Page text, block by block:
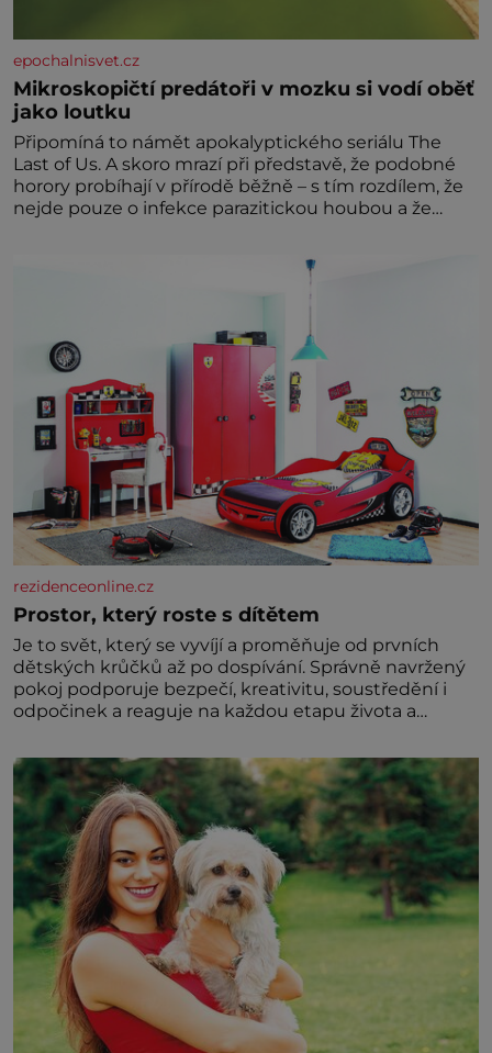
epochalnisvet.cz
Mikroskopičtí predátoři v mozku si vodí oběť
jako loutku
Připomíná to námět apokalyptického seriálu The
Last of Us. A skoro mrazí při představě, že podobné
horory probíhají v přírodě běžně – s tím rozdílem, že
nejde pouze o infekce parazitickou houbou a že
zombie není nic nemožného ani v naší přírodě.
rezidenceonline.cz
Prostor, který roste s dítětem
Je to svět, který se vyvíjí a proměňuje od prvních
dětských krůčků až po dospívání. Správně navržený
pokoj podporuje bezpečí, kreativitu, soustředění i
odpočinek a reaguje na každou etapu života a
jednoduchost, měkkost a bezpečí, proto by pokoj
miminka měl působit především klidně a útulně.
Předškolní věk je